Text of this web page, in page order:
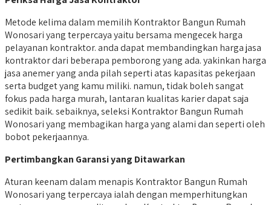
Metode kelima dalam memilih Kontraktor Bangun Rumah
Wonosari yang terpercaya yaitu bersama mengecek harga
pelayanan kontraktor. anda dapat membandingkan harga jasa
kontraktor dari beberapa pemborong yang ada. yakinkan harga
jasa anemer yang anda pilah seperti atas kapasitas pekerjaan
serta budget yang kamu miliki. namun, tidak boleh sangat
fokus pada harga murah, lantaran kualitas karier dapat saja
sedikit baik. sebaiknya, seleksi Kontraktor Bangun Rumah
Wonosari yang membagikan harga yang alami dan seperti oleh
bobot pekerjaannya.
Pertimbangkan Garansi yang Ditawarkan
Aturan keenam dalam menapis Kontraktor Bangun Rumah
Wonosari yang terpercaya ialah dengan memperhitungkan